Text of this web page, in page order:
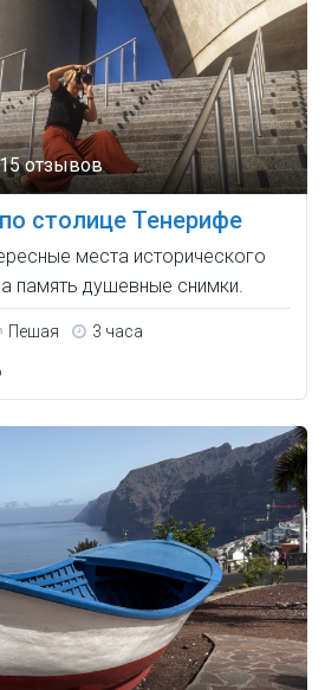
15 отзывов
столице Тенерифе
места исторического
память душевные снимки.
Пешая 3 часа